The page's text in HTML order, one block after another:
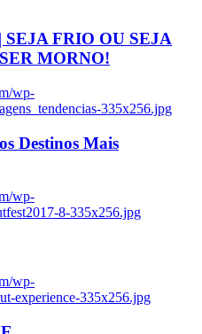
FRIO OU SEJA
MORNO!
wp-
335x256.jpg
Destinos Mais
wp-
8-335x256.jpg
wp-
experience-335x256.jpg